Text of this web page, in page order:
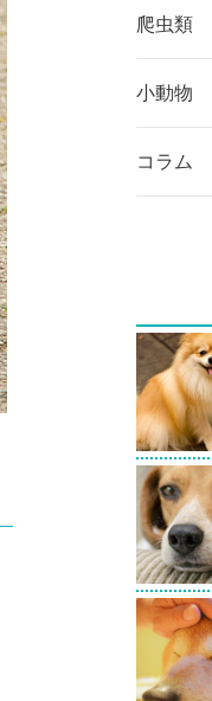
爬虫類
小動物
コラム